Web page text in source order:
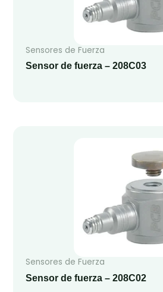
Sensores de Fuerza
Sensor de fuerza – 208C03
Sensores de Fuerza
Sensor de fuerza – 208C02